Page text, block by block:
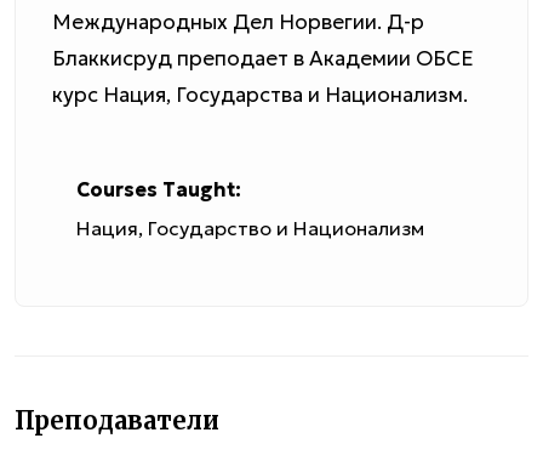
Международных Дел Норвегии. Д-р
Блаккисруд преподает в Академии ОБСЕ
курс Нация, Государства и Национализм.
Courses Taught:
Нация, Государство и Национализм
Преподаватели